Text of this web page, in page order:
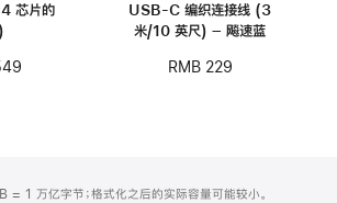
芯片的
USB-C 编织连接线 (3
米/10 英尺) – 飚速蓝
RMB 229
1 万亿字节；格式化之后的实际容量可能较小。